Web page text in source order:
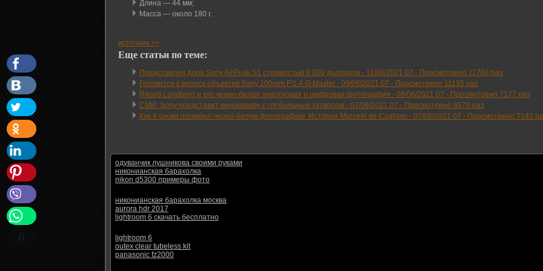
Длина — 44 мм;
Масса — около 180 г.
источник >>
0
Еще статьи по теме:
Представлен дрон Sony AirPeak S1 стоимостью 9 000 долларов - 11/06/2021 07 - Просмотрено 11766 раз
Готовится к анонсу объектив Sony 100mm F/1.4 G-Master - 09/06/2021 07 - Просмотрено 11135 раз
Rikard Landberg и его черно-белая аналоговая и цифровая фотография - 08/06/2021 07 - Просмотрено 7177 раз
СМИ: Sony представят кинокамеру с глобальным затвором - 07/06/2021 07 - Просмотрено 8578 раз
Как я снова полюбил черно-белую фотографию. История Marcelo de Coghlan - 07/06/2021 07 - Просмотрено 7145
одуванчик лушникова своими руками
никонианская барахолка
nikon d5300 примеры фото
никонианская барахолка москва
aurora hdr 2017
lightroom 6 скачать бесплатно
lightroom 6
outex clear tubeless kit
panasonic fz2000